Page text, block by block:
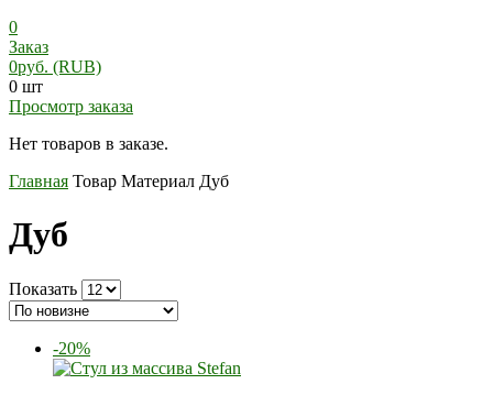
0
Заказ
0руб. (RUB)
0 шт
Просмотр заказа
Нет товаров в заказе.
Главная Товар Материал Дуб
Дуб
Показать
-20%